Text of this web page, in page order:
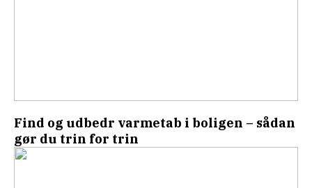
Find og udbedr varmetab i boligen – sådan
gør du trin for trin